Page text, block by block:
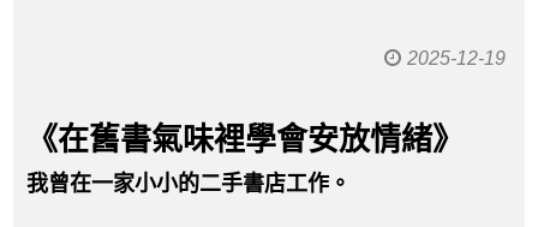
2025-12-19
《在舊書氣味裡學會安放情緒》
我曾在一家小小的二手書店工作。